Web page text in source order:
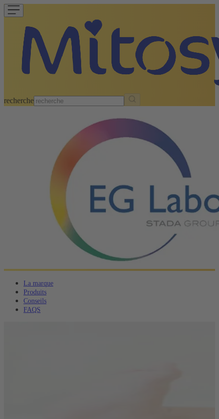
recherche
La marque
Produits
Conseils
FAQS